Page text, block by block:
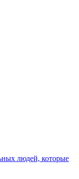
людей, которые